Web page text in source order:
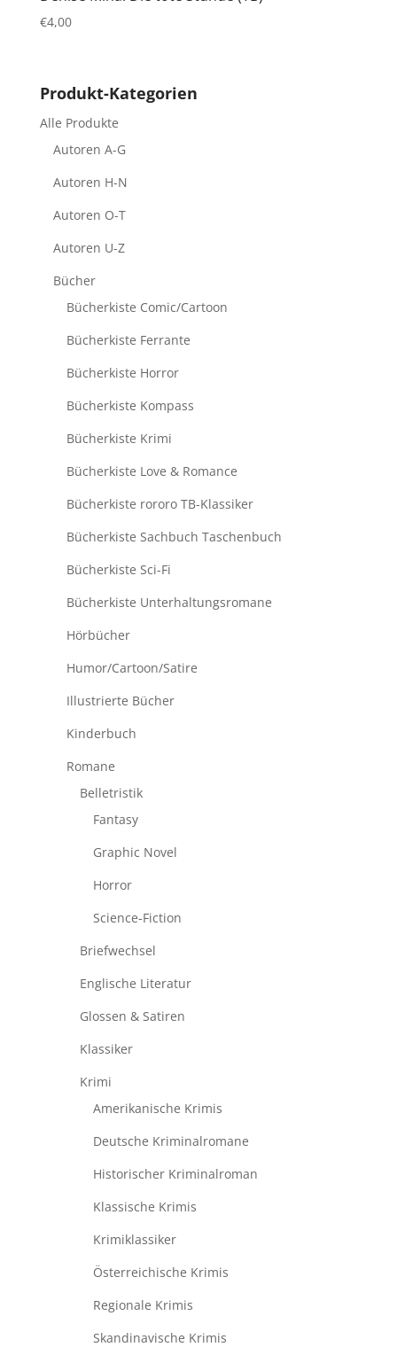
€4,00
Produkt-Kategorien
Alle Produkte
Autoren A-G
Autoren H-N
Autoren O-T
Autoren U-Z
Bücher
Bücherkiste Comic/Cartoon
Bücherkiste Ferrante
Bücherkiste Horror
Bücherkiste Kompass
Bücherkiste Krimi
Bücherkiste Love & Romance
Bücherkiste rororo TB-Klassiker
Bücherkiste Sachbuch Taschenbuch
Bücherkiste Sci-Fi
Bücherkiste Unterhaltungsromane
Hörbücher
Humor/Cartoon/Satire
Illustrierte Bücher
Kinderbuch
Romane
Belletristik
Fantasy
Graphic Novel
Horror
Science-Fiction
Briefwechsel
Englische Literatur
Glossen & Satiren
Klassiker
Krimi
Amerikanische Krimis
Deutsche Kriminalromane
Historischer Kriminalroman
Klassische Krimis
Krimiklassiker
Österreichische Krimis
Regionale Krimis
Skandinavische Krimis